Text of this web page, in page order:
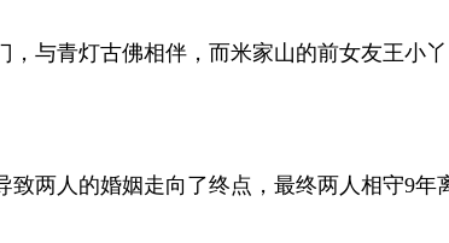
与青灯古佛相伴，而米家山的前女友王小
两人的婚姻走向了终点，最终两人相守9年